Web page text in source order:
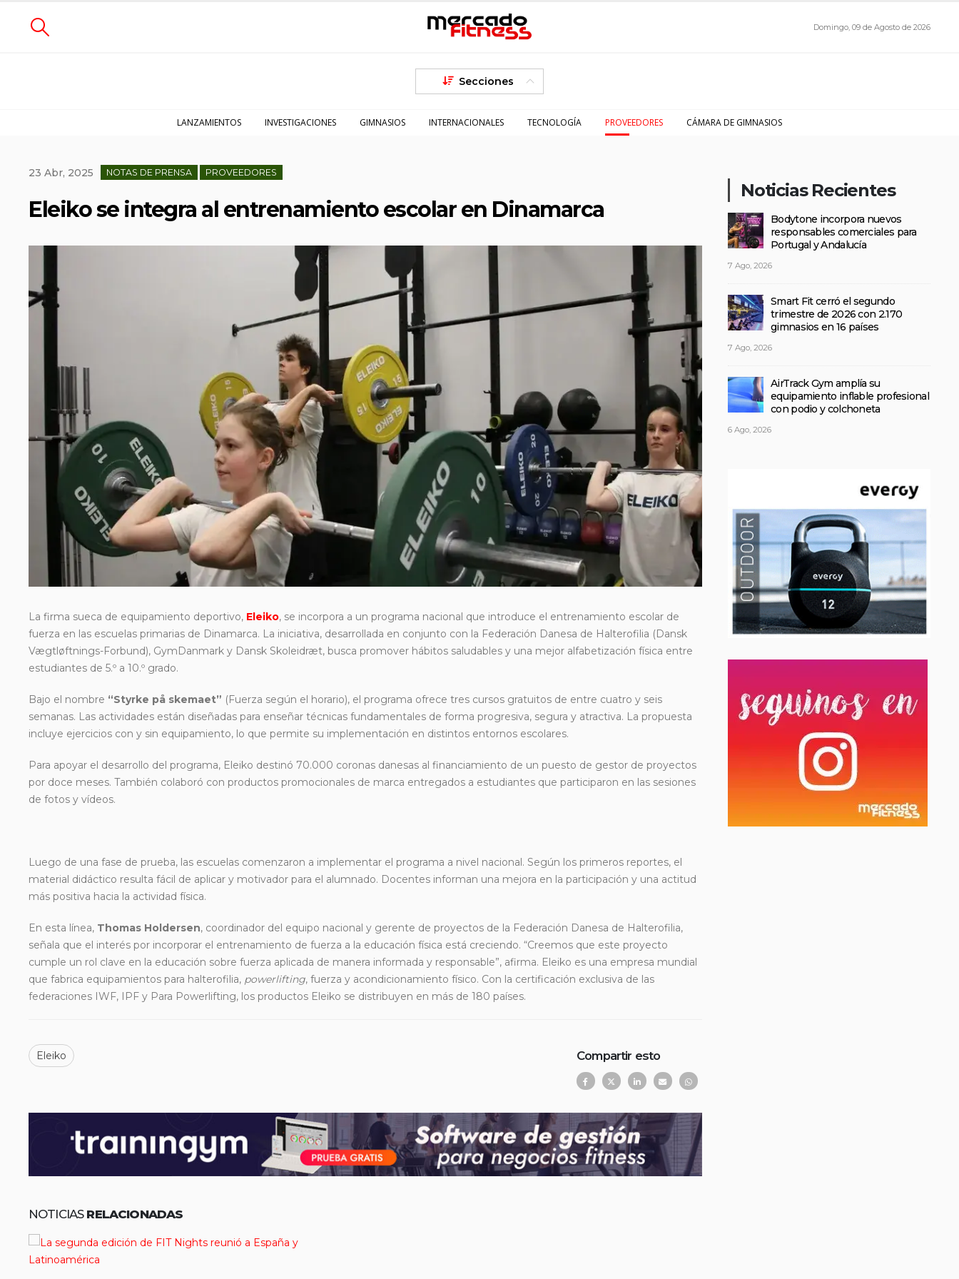
Domingo, 09 de Agosto de 2026
Secciones
LANZAMIENTOS INVESTIGACIONES GIMNASIOS INTERNACIONALES TECNOLOGÍA PROVEEDORES CÁMARA DE GIMNASIOS
23 Abr, 2025 NOTAS DE PRENSA PROVEEDORES
Eleiko se integra al entrenamiento escolar en Dinamarca
La firma sueca de equipamiento deportivo, Eleiko, se incorpora a un programa nacional que introduce el entrenamiento escolar de
fuerza en las escuelas primarias de Dinamarca. La iniciativa, desarrollada en conjunto con la Federación Danesa de Halterofilia (Dansk
Vægtløftnings-Forbund), GymDanmark y Dansk Skoleidræt, busca promover hábitos saludables y una mejor alfabetización física entre
estudiantes de 5.º a 10.º grado.
Bajo el nombre “Styrke på skemaet” (Fuerza según el horario), el programa ofrece tres cursos gratuitos de entre cuatro y seis
semanas. Las actividades están diseñadas para enseñar técnicas fundamentales de forma progresiva, segura y atractiva. La propuesta
incluye ejercicios con y sin equipamiento, lo que permite su implementación en distintos entornos escolares.
Para apoyar el desarrollo del programa, Eleiko destinó 70.000 coronas danesas al financiamiento de un puesto de gestor de proyectos
por doce meses. También colaboró con productos promocionales de marca entregados a estudiantes que participaron en las sesiones
de fotos y vídeos.
Luego de una fase de prueba, las escuelas comenzaron a implementar el programa a nivel nacional. Según los primeros reportes, el
material didáctico resulta fácil de aplicar y motivador para el alumnado. Docentes informan una mejora en la participación y una actitud
más positiva hacia la actividad física.
En esta línea, Thomas Holdersen, coordinador del equipo nacional y gerente de proyectos de la Federación Danesa de Halterofilia,
señala que el interés por incorporar el entrenamiento de fuerza a la educación física está creciendo. “Creemos que este proyecto
cumple un rol clave en la educación sobre fuerza aplicada de manera informada y responsable”, afirma. Eleiko es una empresa mundial
que fabrica equipamientos para halterofilia, powerlifting, fuerza y ​​acondicionamiento físico. Con la certificación exclusiva de las
federaciones IWF, IPF y Para Powerlifting, los productos Eleiko se distribuyen en más de 180 países.
Eleiko Compartir esto
NOTICIAS RELACIONADAS
Noticias Recientes
Bodytone incorpora nuevos
responsables comerciales para
Portugal y Andalucía
7 Ago, 2026
Smart Fit cerró el segundo
trimestre de 2026 con 2.170
gimnasios en 16 países
7 Ago, 2026
AirTrack Gym amplía su
equipamiento inflable profesional
con podio y colchoneta
6 Ago, 2026